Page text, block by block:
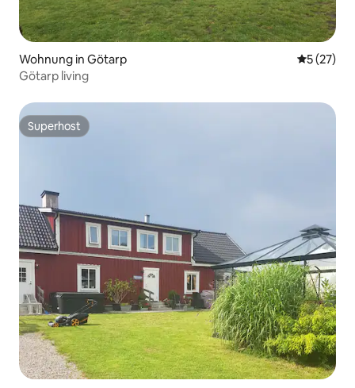
Wohnung in Götarp
5 (27)
Götarp living
Superhost
Superhost